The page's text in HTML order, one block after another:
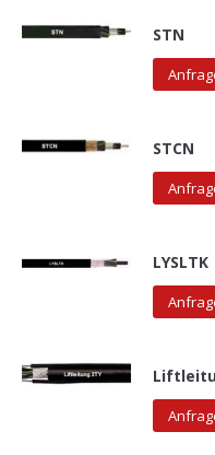
STN
STCN
LYSLTK